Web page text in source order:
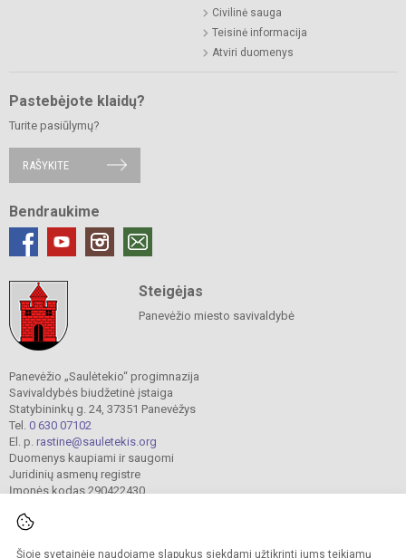
Šioje svetainėje naudojame slapukus siekdami užtikrinti jums teikiamų
Civilinė sauga
Teisinė informacija
Atviri duomenys
Pastebėjote klaidų?
Turite pasiūlymų?
RAŠYKITE
Bendraukime
Steigėjas
Panevėžio miesto savivaldybė
Panevėžio „Saulėtekio“ progimnazija
Savivaldybės biudžetinė įstaiga
Statybininkų g. 24, 37351 Panevėžys
Tel. 0 630 07102
El. p. rastine@sauletekis.org
Duomenys kaupiami ir saugomi
Juridinių asmenų registre
Įmonės kodas 290422430
© 2022. Panevėžio „Saulėtekio“ progimnazija. Visos teisės saugomos.